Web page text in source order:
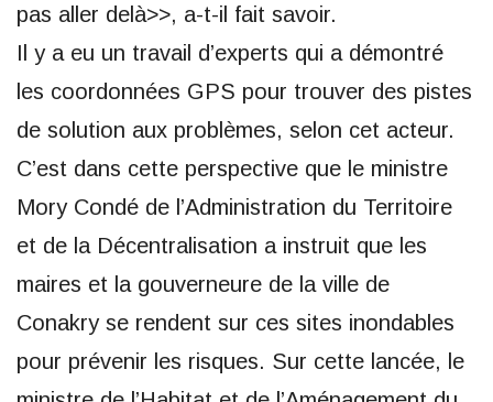
pas aller delà>>, a-t-il fait savoir.
Il y a eu un travail d’experts qui a démontré
les coordonnées GPS pour trouver des pistes
de solution aux problèmes, selon cet acteur.
C’est dans cette perspective que le ministre
Mory Condé de l’Administration du Territoire
et de la Décentralisation a instruit que les
maires et la gouverneure de la ville de
Conakry se rendent sur ces sites inondables
pour prévenir les risques. Sur cette lancée, le